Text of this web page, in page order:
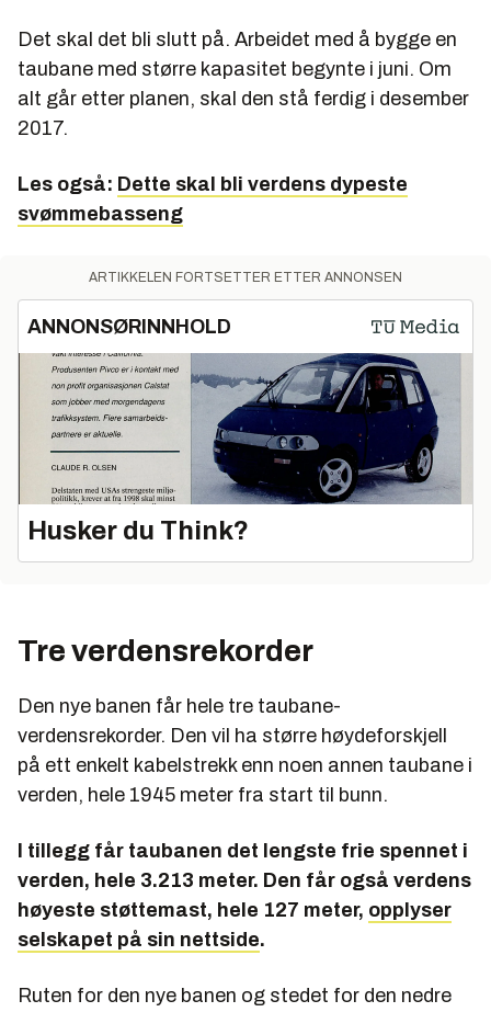
Det skal det bli slutt på. Arbeidet med å bygge en
taubane med større kapasitet begynte i juni. Om
alt går etter planen, skal den stå ferdig i desember
2017.
Les også: Dette skal bli verdens dypeste
svømmebasseng
ARTIKKELEN FORTSETTER ETTER ANNONSEN
ANNONSØRINNHOLD
Husker du Think?
Tre verdensrekorder
Den nye banen får hele tre taubane-
verdensrekorder. Den vil ha større høydeforskjell
på ett enkelt kabelstrekk enn noen annen taubane i
verden, hele 1945 meter fra start til bunn.
I tillegg får taubanen det lengste frie spennet i
verden, hele 3.213 meter. Den får også verdens
høyeste støttemast, hele 127 meter, opplyser
selskapet på sin nettside.
Ruten for den nye banen og stedet for den nedre